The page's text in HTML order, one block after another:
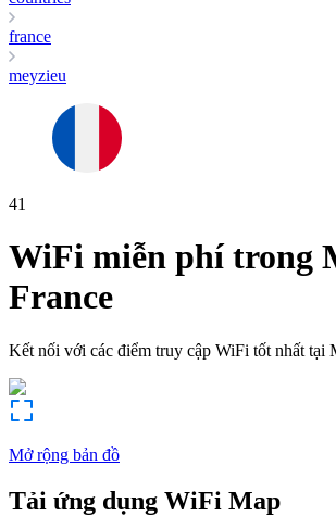
france
meyzieu
41
WiFi miễn phí trong
France
Kết nối với các điểm truy cập WiFi tốt nhất tại
Mở rộng bản đồ
Tải ứng dụng WiFi Map